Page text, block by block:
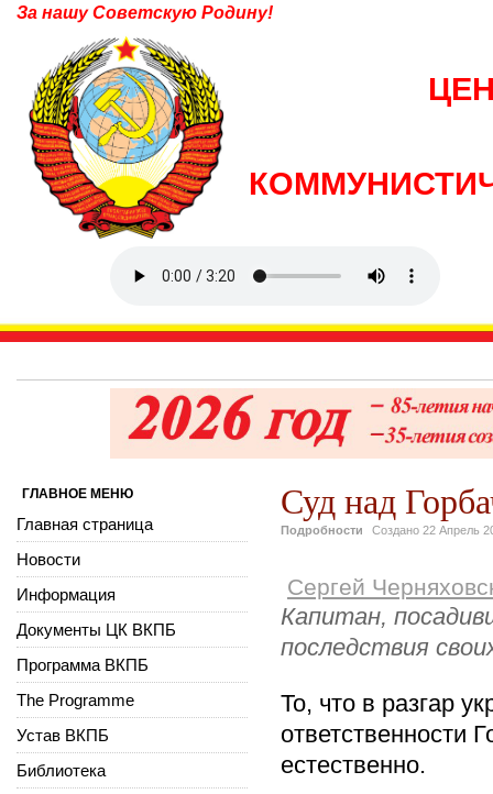
За нашу Советскую Родину!
Суд над
Подробности Создано 22 Апрель
Сергей
Капитан,
последствия
То, что в разгар
ответственности
естественно.
ГЛАВНОЕ МЕНЮ
Главная страница
Новости
Информация
Документы ЦК ВКПБ
Программа ВКПБ
The Programme
Устав ВКПБ
Библиотека